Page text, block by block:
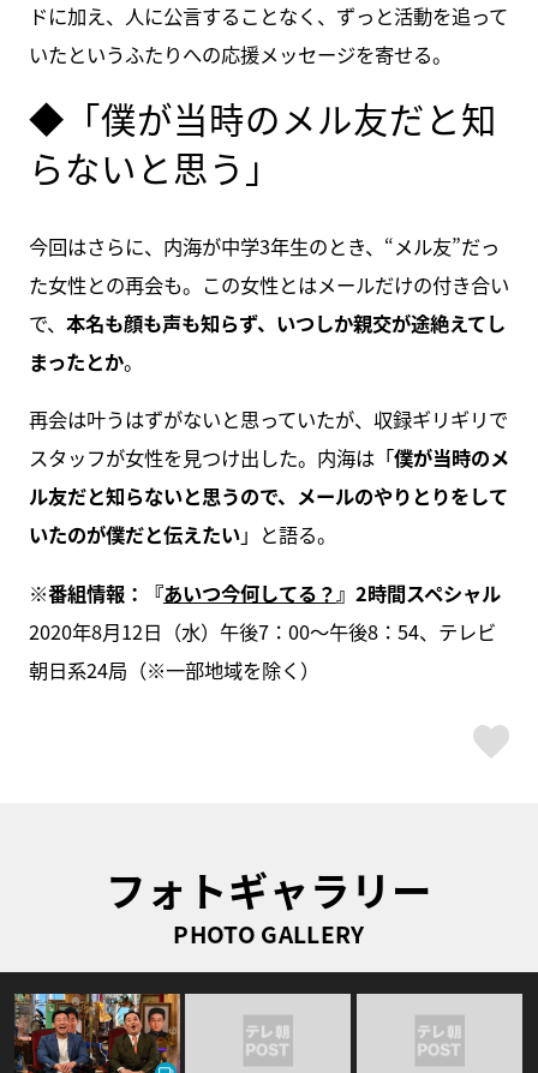
ドに加え、人に公言することなく、ずっと活動を追って
いたというふたりへの応援メッセージを寄せる。
◆「僕が当時のメル友だと知
らないと思う」
今回はさらに、内海が中学3年生のとき、“メル友”だっ
た女性との再会も。この女性とはメールだけの付き合い
で、 本名も顔も声も知らず、いつしか親交が途絶えてし
まったとか。
再会は叶うはずがないと思っていたが、収録ギリギリで
スタッフが女性を見つけ出した。内海は「僕が当時のメ
ル友だと知らないと思うので、メールのやりとりをして
いたのが僕だと伝えたい」と語る。
※番組情報：『あいつ今何してる？ 』2時間スペシャル
2020年8月12日（水）午後7：00〜午後8：54、テレビ
朝日系24局（※一部地域を除く）
フォトギャラリー
PHOTO GALLERY